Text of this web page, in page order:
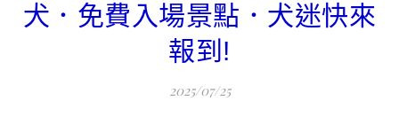
犬．免費入場景點．犬迷快來
報到!
2025/07/25